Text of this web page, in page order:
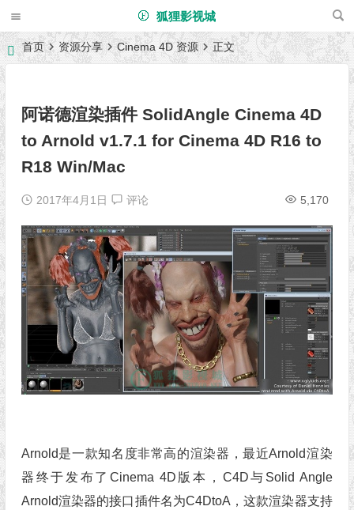
狐狸影视城
首页 资源分享 Cinema 4D 资源 正文
阿诺德渲染插件 SolidAngle Cinema 4D
to Arnold v1.7.1 for Cinema 4D R16 to
R18 Win/Mac
2017年4月1日 评论 5,170
Arnold是一款知名度非常高的渲染器，最近Arnold渲染
器终于发布了Cinema 4D版本，C4D与Solid Angle
Arnold渲染器的接口插件名为C4DtoA，这款渲染器支持